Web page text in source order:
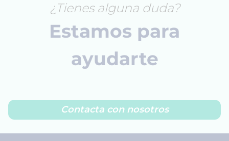
¿Tienes alguna duda?
Estamos para
ayudarte
Contacta con nosotros